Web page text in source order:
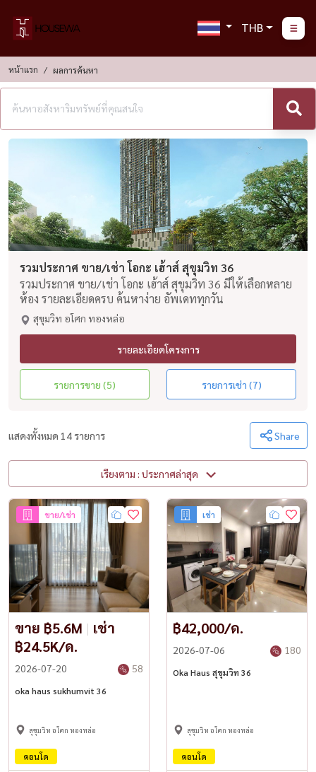
THB
หน้าแรก ผลการค้นหา
รวมประกาศ ขาย/เช่า โอกะ เฮ้าส์ สุขุมวิท 36
รวมประกาศ ขาย/เช่า โอกะ เฮ้าส์ สุขุมวิท 36 มีให้เลือกหลาย
ห้อง รายละเอียดครบ ค้นหาง่าย อัพเดททุกวัน
สุขุมวิท อโศก ทองหล่อ
รายละเอียดโครงการ
รายการขาย (5) รายการเช่า (7)
แสดงทั้งหมด 14 รายการ Share
เรียงตาม : ประกาศล่าสุด
ขาย/เช่า
ขาย ฿5.6M | เช่า
฿24.5K/ด.
2026-07-20 58
oka haus sukhumvit 36
สุขุมวิท อโศก ทองหล่อ
คอนโด
เช่า
฿42,000/ด.
2026-07-06 180
Oka Haus สุขุมวิท 36
สุขุมวิท อโศก ทองหล่อ
คอนโด